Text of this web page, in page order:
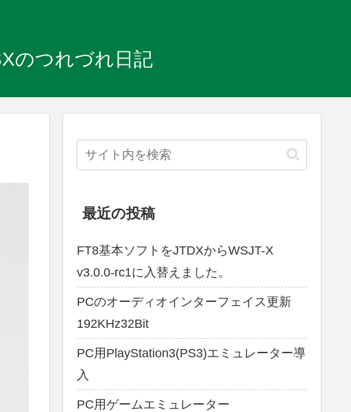
のつれづれ日記
最近の投稿
FT8基本ソフトをJTDXからWSJT-X
v3.0.0-rc1に入替えました。
PCのオーディオインターフェイス更新
192KHz32Bit
PC用PlayStation3(PS3)エミュレーター導
入
PC用ゲームエミュレーター